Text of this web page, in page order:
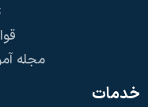
مجله
خدمات